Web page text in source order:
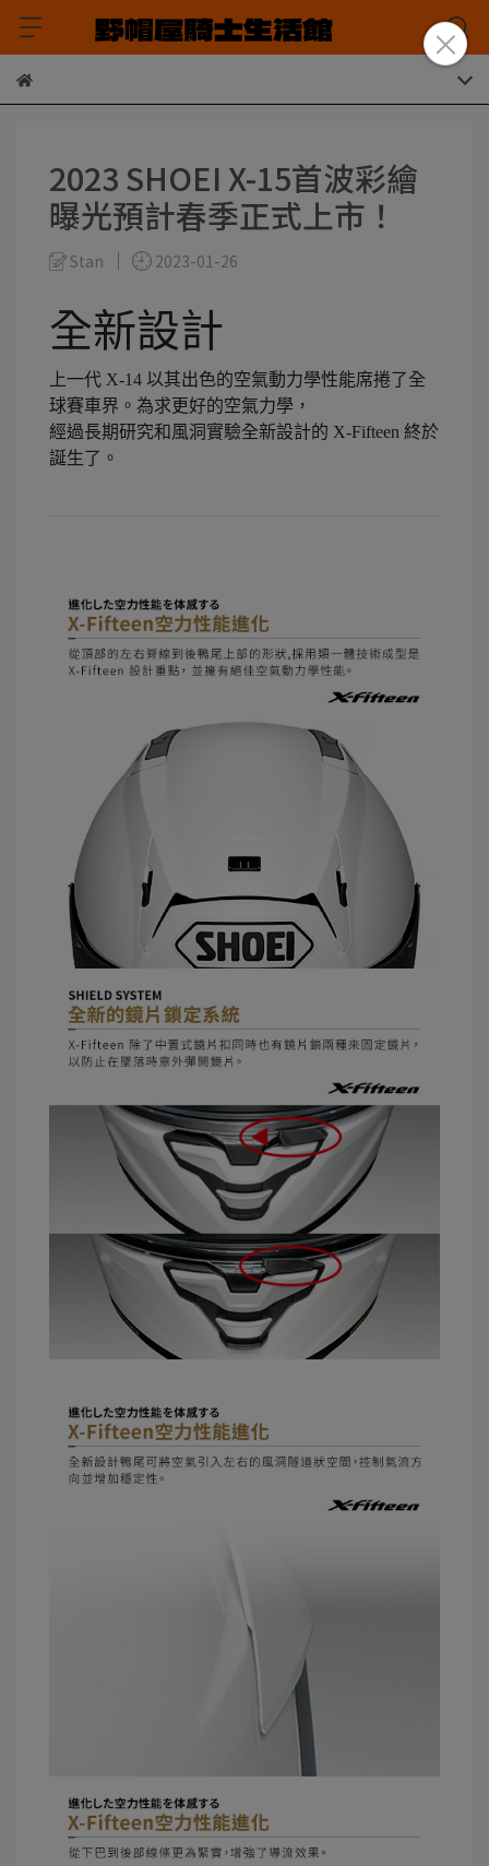
2023 SHOEI X-15首波彩繪
曝光預計春季正式上市！
Stan 2023-01-26
全新設計
上一代 X-14 以其出色的空氣動力學性能席捲了全
球賽車界。為求更好的空氣力學，
經過長期研究和風洞實驗全新設計的 X-Fifteen 終於
誕生了。